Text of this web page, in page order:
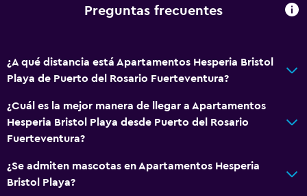
Preguntas frecuentes
¿A qué distancia está Apartamentos Hesperia Bristol
Playa de Puerto del Rosario Fuerteventura?
¿Cuál es la mejor manera de llegar a Apartamentos
Hesperia Bristol Playa desde Puerto del Rosario
Fuerteventura?
¿Se admiten mascotas en Apartamentos Hesperia
Bristol Playa?